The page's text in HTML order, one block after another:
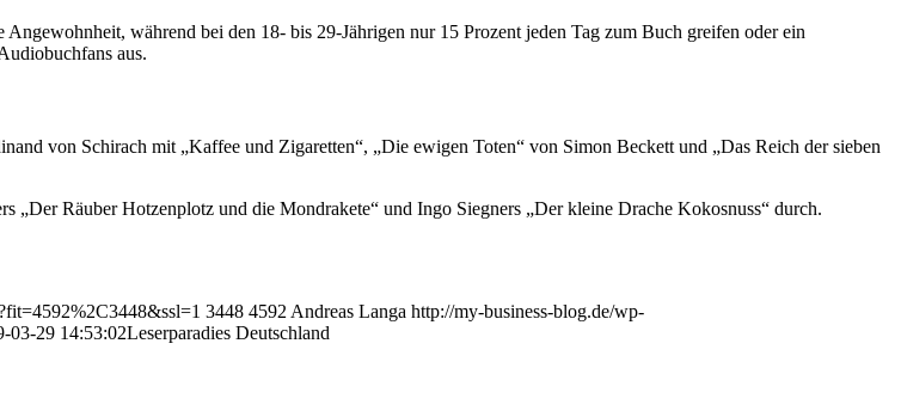
während bei den 18- bis 29-Jährigen nur 15 Prozent jeden Tag zum Buch greifen oder ein
aus.
von Schirach mit „Kaffee und Zigaretten“, „Die ewigen Toten“ von Simon Beckett und „Das Reich der sieben
Räuber Hotzenplotz und die Mondrakete“ und Ingo Siegners „Der kleine Drache Kokosnuss“ durch.
3448 4592 Andreas Langa http://my-business-blog.de/wp-
03-29 14:53:02Leserparadies Deutschland